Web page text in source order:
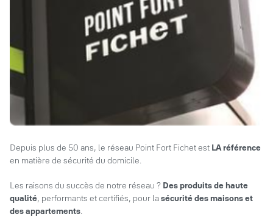
Depuis plus de 50 ans, le réseau Point Fort Fichet est LA référence
en matière de sécurité du domicile.
Les raisons du succès de notre réseau ? Des produits de haute
qualité, performants et certifiés, pour lasécurité des maisons et
des appartements